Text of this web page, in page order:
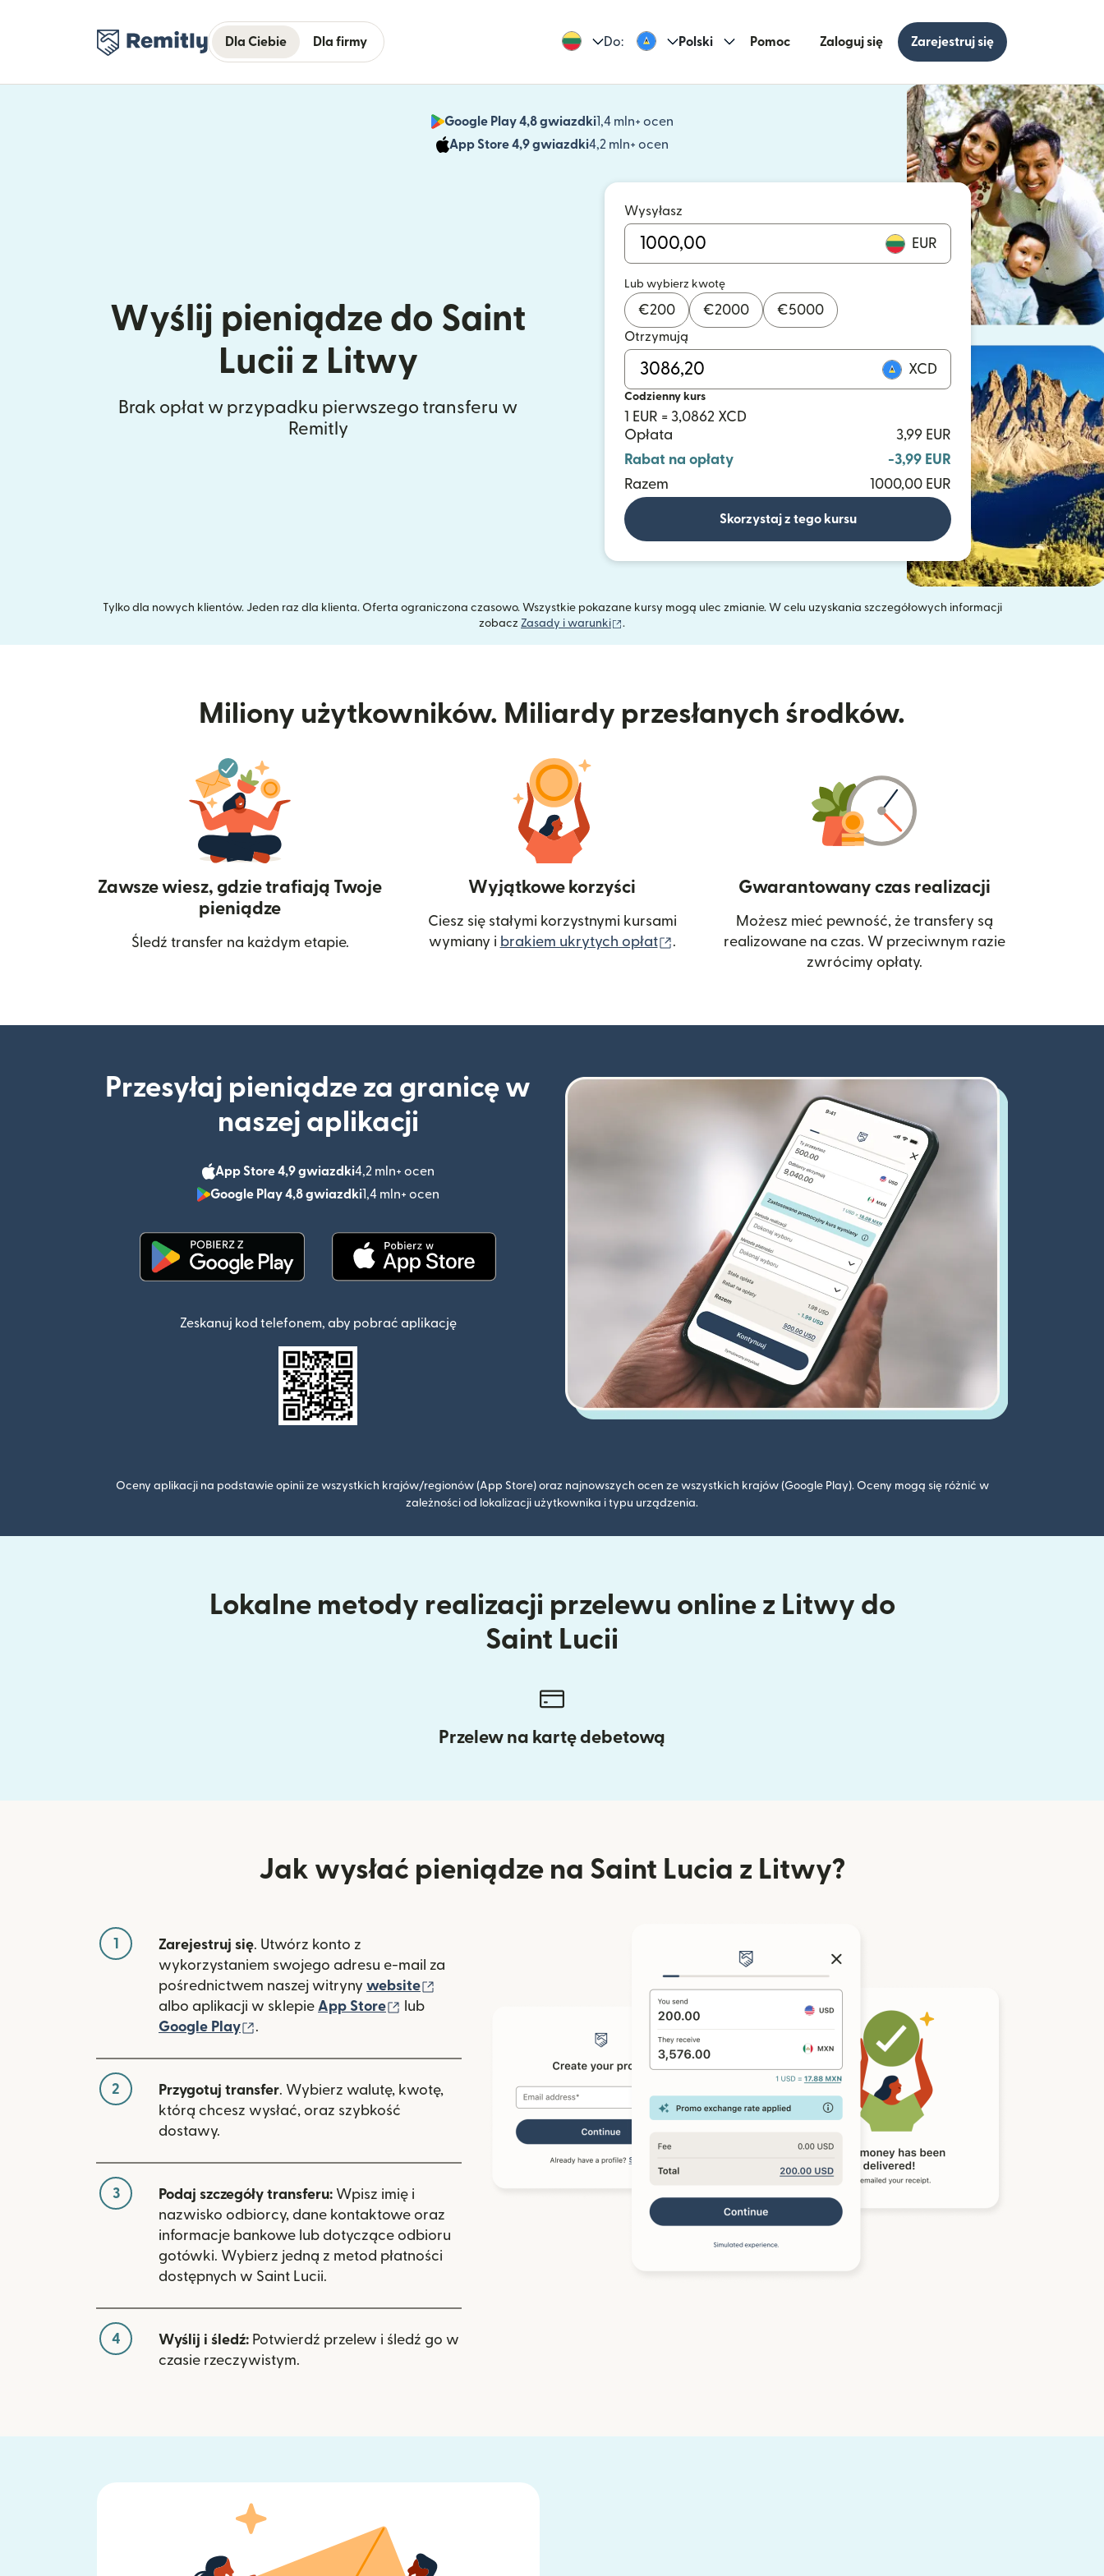
Dla Ciebie Dla firmy Do: Polski Pomoc Zaloguj się Zarejestruj się
Google Play 4,8 gwiazdki1,4 mln+ ocen
(otwiera się w nowym oknie)
App Store 4,9 gwiazdki4,2 mln+ ocen
(otwiera się w nowym oknie)
Wyślij pieniądze do Saint
Lucii z Litwy
Brak opłat w przypadku pierwszego transferu w
Remitly
Wysyłasz
EUR
Lub wybierz kwotę
€200 €2000 €5000
Otrzymują
XCD
Codzienny kurs
1 EUR = 3,0862 XCD
Opłata
3,99 EUR
Rabat na opłaty
-3,99 EUR
Razem
1000,00 EUR
Skorzystaj z tego kursu
Tylko dla nowych klientów. Jeden raz dla klienta. Oferta ograniczona czasowo. Wszystkie pokazane kursy mogą ulec zmianie. W celu uzyskania szczegółowych informacji
zobacz Zasady i warunki (otwiera się w nowym oknie)
.
Miliony użytkowników. Miliardy przesłanych środków.
Zawsze wiesz, gdzie trafiają Twoje
pieniądze
Śledź transfer na każdym etapie.
Wyjątkowe korzyści
Ciesz się stałymi korzystnymi kursami
wymiany i brakiem ukrytych opłat (otwiera się w nowym oknie)
.
Gwarantowany czas realizacji
Możesz mieć pewność, że transfery są
realizowane na czas. W przeciwnym razie
zwrócimy opłaty.
Przesyłaj pieniądze za granicę w
naszej aplikacji
App Store 4,9 gwiazdki4,2 mln+ ocen
(otwiera się w nowym oknie)
Google Play 4,8 gwiazdki1,4 mln+ ocen
(otwiera się w nowym oknie)
Zeskanuj kod telefonem, aby pobrać aplikację
Oceny aplikacji na podstawie opinii ze wszystkich krajów/regionów (App Store) oraz najnowszych ocen ze wszystkich krajów (Google Play). Oceny mogą się różnić w
zależności od lokalizacji użytkownika i typu urządzenia.
Lokalne metody realizacji przelewu online z Litwy do
Saint Lucii
Przelew na kartę debetową
Jak wysłać pieniądze na Saint Lucia z Litwy?
1 Zarejestruj się. Utwórz konto z
wykorzystaniem swojego adresu e-mail za
pośrednictwem naszej witryny website
albo aplikacji w sklepie App Store (otwiera się w nowym oknie)
lub
Google Play
.
2 Przygotuj transfer. Wybierz walutę, kwotę,
którą chcesz wysłać, oraz szybkość
dostawy.
3 Podaj szczegóły transferu: Wpisz imię i
nazwisko odbiorcy, dane kontaktowe oraz
informacje bankowe lub dotyczące odbioru
gotówki. Wybierz jedną z metod płatności
dostępnych w Saint Lucii.
4 Wyślij i śledź: Potwierdź przelew i śledź go w
czasie rzeczywistym.